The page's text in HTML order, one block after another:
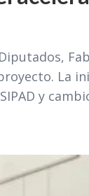
La
y